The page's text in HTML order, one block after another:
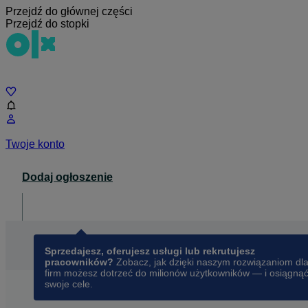
Przejdź do głównej części
Przejdź do stopki
Twoje konto
Dodaj ogłoszenie
Sprzedajesz, oferujesz usługi lub rekrutujesz
pracowników? Zobacz, jak dzięki naszym rozwiązaniom dla
firm możesz dotrzeć do milionów użytkowników — i osiągnąć
swoje cele.